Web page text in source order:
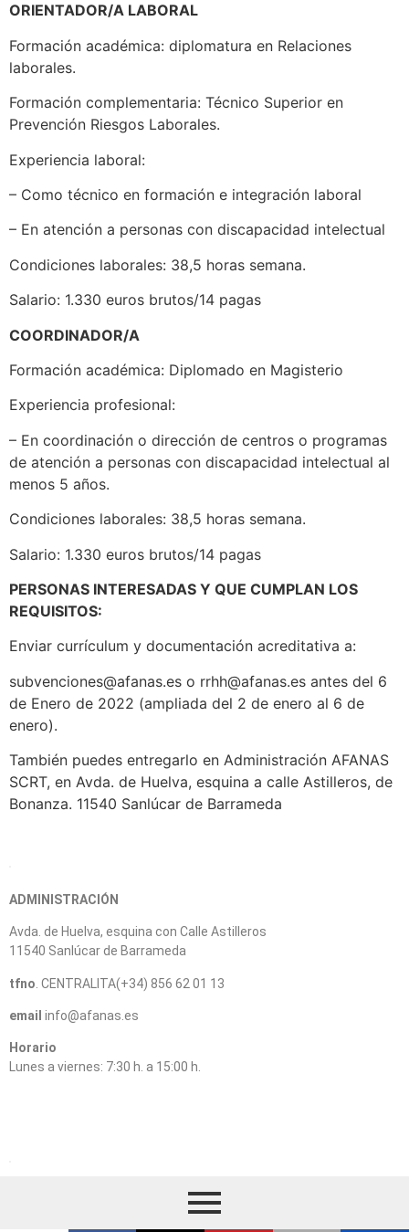
ORIENTADOR/A LABORAL
Formación académica: diplomatura en Relaciones
laborales.
Formación complementaria: Técnico Superior en
Prevención Riesgos Laborales.
Experiencia laboral:
– Como técnico en formación e integración laboral
– En atención a personas con discapacidad intelectual
Condiciones laborales: 38,5 horas semana.
Salario: 1.330 euros brutos/14 pagas
COORDINADOR/A
Formación académica: Diplomado en Magisterio
Experiencia profesional:
– En coordinación o dirección de centros o programas
de atención a personas con discapacidad intelectual al
menos 5 años.
Condiciones laborales: 38,5 horas semana.
Salario: 1.330 euros brutos/14 pagas
PERSONAS INTERESADAS Y QUE CUMPLAN LOS
REQUISITOS:
Enviar currículum y documentación acreditativa a:
subvenciones@afanas.es o rrhh@afanas.es antes del 6
de Enero de 2022 (ampliada del 2 de enero al 6 de
enero).
También puedes entregarlo en Administración AFANAS
SCRT, en Avda. de Huelva, esquina a calle Astilleros, de
Bonanza. 11540 Sanlúcar de Barrameda
ADMINISTRACIÓN
Avda. de Huelva, esquina con Calle Astilleros
11540 Sanlúcar de Barrameda
tfno . CENTRALITA(+34) 856 62 01 13
email info@afanas.es
Horario
Lunes a viernes: 7:30 h. a 15:00 h.